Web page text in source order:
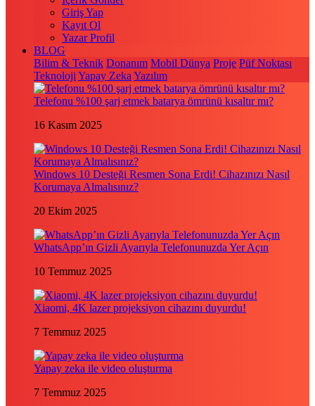
Giriş Yap
Kayıt Ol
Yazar Profil
BLOG
Bilim & Teknik Donanım Mobil Dünya Proje Püf Noktası
Teknoloji Yapay Zeka Yazılım
Telefonu %100 şarj etmek batarya ömrünü kısaltır mı?
16 Kasım 2025
Windows 10 Desteği Resmen Sona Erdi! Cihazınızı Nasıl
Korumaya Almalısınız?
20 Ekim 2025
WhatsApp’ın Gizli Ayarıyla Telefonunuzda Yer Açın
10 Temmuz 2025
Xiaomi, 4K lazer projeksiyon cihazını duyurdu!
7 Temmuz 2025
Yapay zeka ile video oluşturma
7 Temmuz 2025